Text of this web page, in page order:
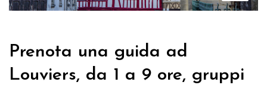
Prenota una guida ad
Louviers, da 1 a 9 ore, gruppi